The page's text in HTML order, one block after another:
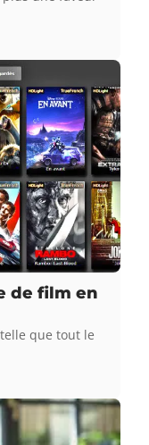
de film en
que tout le